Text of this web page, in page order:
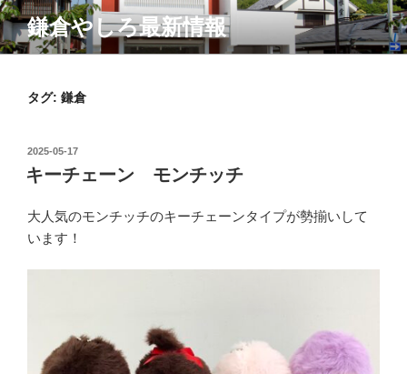
コ
ン
テ
鎌倉やしろ最新情報
タグ: 鎌倉
投
稿
日:
2025-05-17
キーチェーン モンチッチ
大人気のモンチッチのキーチェーンタイプが勢揃いして
います！